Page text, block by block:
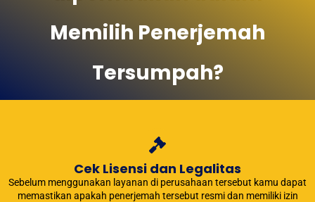
Memilih Penerjemah
Tersumpah?
Cek Lisensi dan Legalitas
Sebelum menggunakan layanan di perusahaan tersebut kamu dapat
memastikan apakah penerjemah tersebut resmi dan memiliki izin